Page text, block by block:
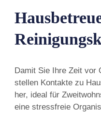
Damit Sie Ihre Zeit vor
stellen Kontakte zu
her, ideal für
eine stressfreie